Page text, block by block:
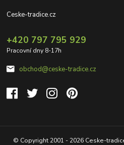
Ceske-tradice.cz
+420 797 795 929
Pracovní dny 8-17h
obchod@ceske-tradice.cz
© Copyright 2001 - 2026 Ceske-